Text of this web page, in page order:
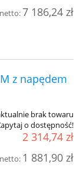
7 186,24 zł
z napędem
brak towaru
o dostępność!
2 314,74 zł
1 881,90 zł